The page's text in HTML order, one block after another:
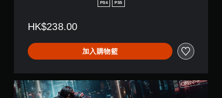
PS4 PS5
HK$238.00
加入購物籃
C
o